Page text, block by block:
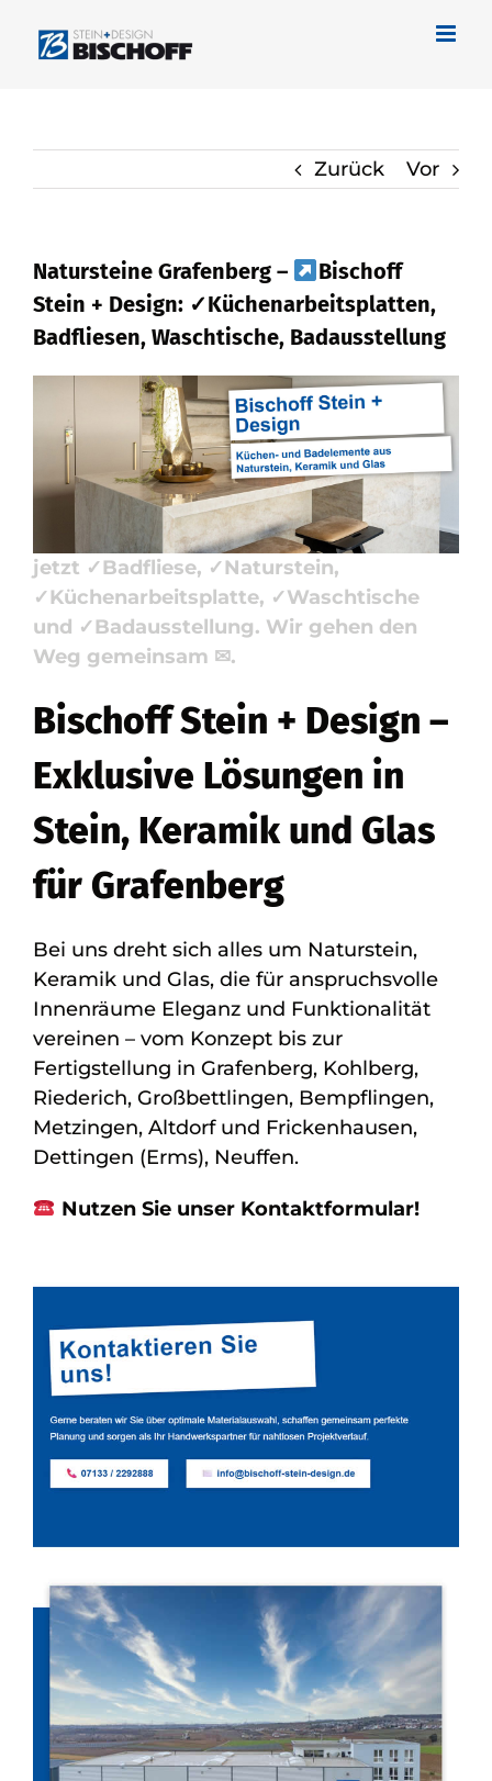
Inhalt
Zurück Vor
Natursteine Grafenberg –
Bischoff
Stein + Design: ✓Küchenarbeitsplatten,
Badfliesen, Waschtische, Badausstellung
Sichern Sie sich Naturstein in Grafenberg
bei
Bischoff Stein + Design und
✓Badfliese, Waschtische,
Küchenarbeitsplatte, Badausstellung.
Bischoff Stein + Design, Ihr Steinmetz &
Natursteinbauer für 72661 Grafenberg –
jetzt ✓Badfliese, ✓Naturstein,
✓Küchenarbeitsplatte, ✓Waschtische
und ✓Badausstellung. Wir gehen den
Weg gemeinsam ✉.
Bischoff Stein + Design –
Exklusive Lösungen in
Stein, Keramik und Glas
für Grafenberg
Bei uns dreht sich alles um Naturstein,
Keramik und Glas, die für anspruchsvolle
Innenräume Eleganz und Funktionalität
vereinen – vom Konzept bis zur
Fertigstellung in Grafenberg, Kohlberg,
Riederich, Großbettlingen, Bempflingen,
Metzingen, Altdorf und Frickenhausen,
Dettingen (Erms), Neuffen.
Nutzen Sie unser Kontaktformular!